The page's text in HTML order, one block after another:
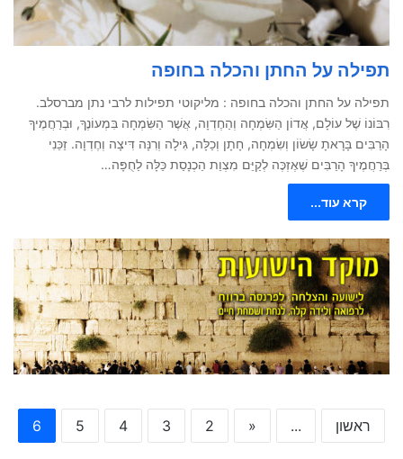
תפילה על החתן והכלה בחופה
תפילה על החתן והכלה בחופה : מליקוטי תפילות לרבי נתן מברסלב.
רִבּוֹנוֹ שֶׁל עוֹלָם, אֲדוֹן הַשִּׂמְחָה וְהַחֶדְוָה, אֲשֶׁר הַשִּׂמְחָה בִּמְעוֹנֶךָ, וּבְרַחֲמֶיךָ
הָרַבִּים בָּרָאתָ שָׂשׂוֹן וְשִׂמְחָה, חָתָן וְכַלָּה, גִּילָה וְרִנָּה דִּיצָה וְחֶדְוָה. זַכֵּנִי
בְּרַחֲמֶיךָ הָרַבִּים שֶׁאֶזְכֶּה לְקַיֵּם מִצְוַת הַכְנָסַת כַּלָּה לַחֻפָּה…
קרא עוד...
ראשון ...
«
2
3
4
5
6